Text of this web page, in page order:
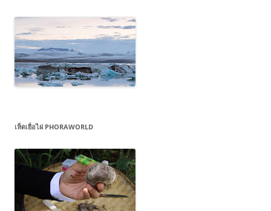
เห็ดเยื่อไผ่ PHORAWORLD